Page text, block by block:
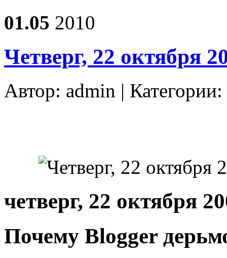
01.05 2010
Четверг, 22 октября
Автор: admin | Категории:
четверг, 22 октября
Почему Blogger